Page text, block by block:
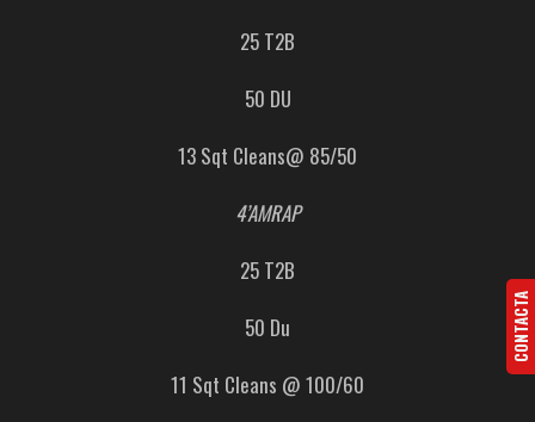
25 T2B
50 DU
13 Sqt Cleans@ 85/50
4’AMRAP
25 T2B
50 Du
11 Sqt Cleans @ 100/60
CONTACTA